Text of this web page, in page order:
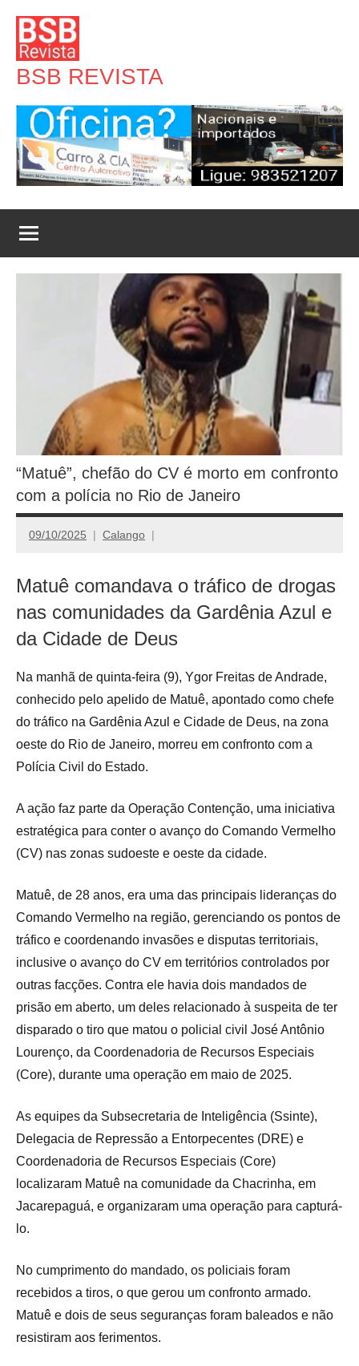
para
conteúdo
BSB REVISTA
“Matuê”, chefão do CV é morto em confronto
com a polícia no Rio de Janeiro
09/10/2025 Calango
Matuê comandava o tráfico de drogas
nas comunidades da Gardênia Azul e
da Cidade de Deus
Na manhã de quinta-feira (9), Ygor Freitas de Andrade,
conhecido pelo apelido de Matuê, apontado como chefe
do tráfico na Gardênia Azul e Cidade de Deus, na zona
oeste do Rio de Janeiro, morreu em confronto com a
Polícia Civil do Estado.
A ação faz parte da Operação Contenção, uma iniciativa
estratégica para conter o avanço do Comando Vermelho
(CV) nas zonas sudoeste e oeste da cidade.
Matuê, de 28 anos, era uma das principais lideranças do
Comando Vermelho na região, gerenciando os pontos de
tráfico e coordenando invasões e disputas territoriais,
inclusive o avanço do CV em territórios controlados por
outras facções. Contra ele havia dois mandados de
prisão em aberto, um deles relacionado à suspeita de ter
disparado o tiro que matou o policial civil José Antônio
Lourenço, da Coordenadoria de Recursos Especiais
(Core), durante uma operação em maio de 2025.
As equipes da Subsecretaria de Inteligência (Ssinte),
Delegacia de Repressão a Entorpecentes (DRE) e
Coordenadoria de Recursos Especiais (Core)
localizaram Matuê na comunidade da Chacrinha, em
Jacarepaguá, e organizaram uma operação para capturá-
lo.
No cumprimento do mandado, os policiais foram
recebidos a tiros, o que gerou um confronto armado.
Matuê e dois de seus seguranças foram baleados e não
resistiram aos ferimentos.